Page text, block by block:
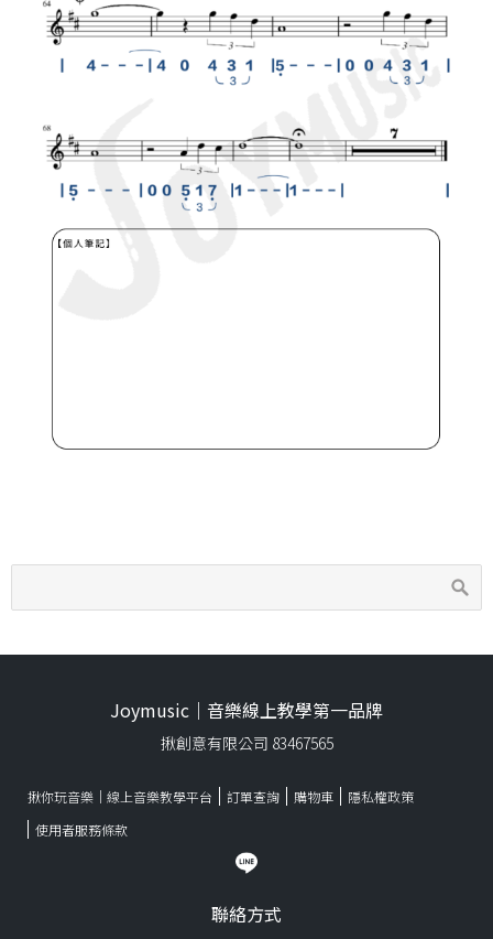
Joymusic｜音樂線上教學第一品牌
揪創意有限公司 83467565
揪你玩音樂｜線上音樂教學平台 訂單查詢 購物車
隱私權政策
使用者服務條款
聯絡方式